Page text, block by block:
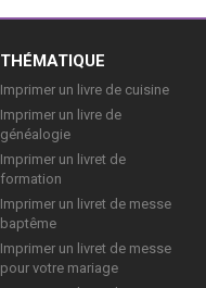
THÉMATIQUE
Imprimer un livre de cuisine
Imprimer un livre de
généalogie
Imprimer un livret de
formation
Imprimer un livret de messe
baptême
Imprimer un livret de messe
pour votre mariage